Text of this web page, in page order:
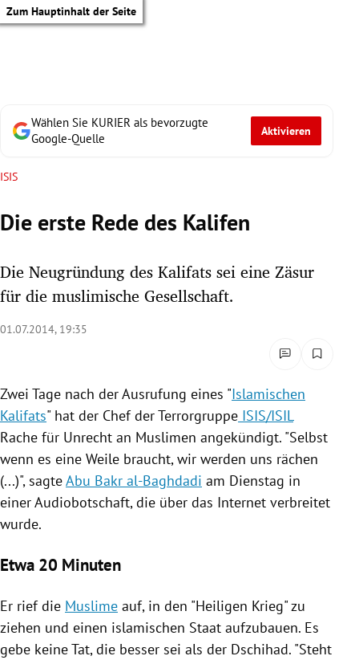
Zum Hauptinhalt der Seite
Untermenü
Untermenü
Untermenü
Untermenü
Untermenü
Untermenü
Untermenü
Untermenü
Wählen Sie KURIER als bevorzugte
Google-Quelle
Aktivieren
ISIS
Die erste Rede des Kalifen
Die Neugründung des Kalifats sei eine Zäsur
für die muslimische Gesellschaft.
01.07.2014, 19:35
Zwei Tage nach derAusrufung eines "Islamischen
Kalifats" hat der Chef derTerrorgruppe ISIS/ISIL
Rache für Unrecht an Muslimen angekündigt. "Selbst
wenn es eine Weile braucht, wir werden uns rächen
(...)", sagteAbu Bakr al-Baghdadi am Dienstag in
einerAudiobotschaft, die über das Internet verbreitet
wurde.
Etwa 20 Minuten
Er rief die Muslime auf, in den "Heiligen Krieg" zu
ziehen und einen islamischen Staat aufzubauen. Es
gebe keine Tat, die besser sei als der Dschihad. "Steht